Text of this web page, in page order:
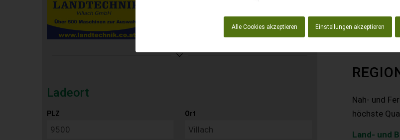
Alle Cookies akzeptieren Einstellungen akzeptieren
Ladeort
PLZ Ort
Nah- und
höchste
Land- und